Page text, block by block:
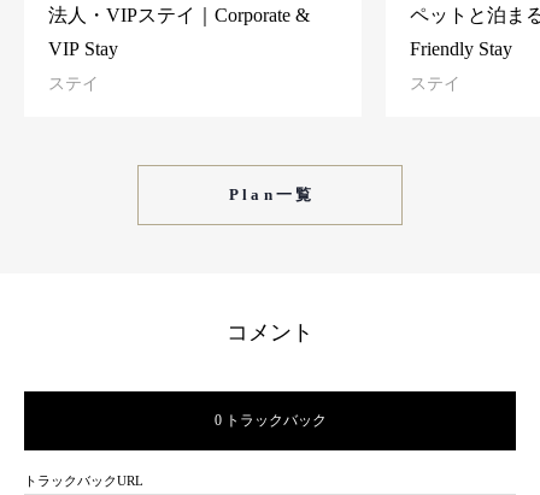
法人・VIPステイ｜Corporate &
VIP Stay
ステイ
ペットと泊ま
Friendly Stay
ステイ
Plan一覧
コメント
0 トラックバック
トラックバックURL